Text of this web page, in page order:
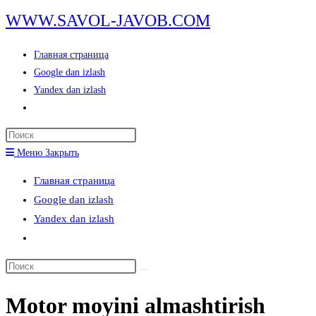
Перейти
к
содержимому
WWW.SAVOL-JAVOB.COM
Главная страница
Google dan izlash
Yandex dan izlash
по
веб-
сайту
Меню Закрыть
Главная страница
Google dan izlash
Yandex dan izlash
по
сайту
Поиск
сайте
Motor moyini almashtirish